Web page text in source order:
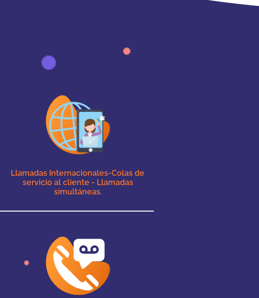
Llamadas Internacionales-Colas de
servicio al cliente - Llamadas
simultáneas.